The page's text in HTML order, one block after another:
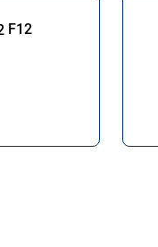
F12